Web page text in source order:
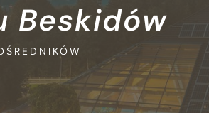
Beskidów